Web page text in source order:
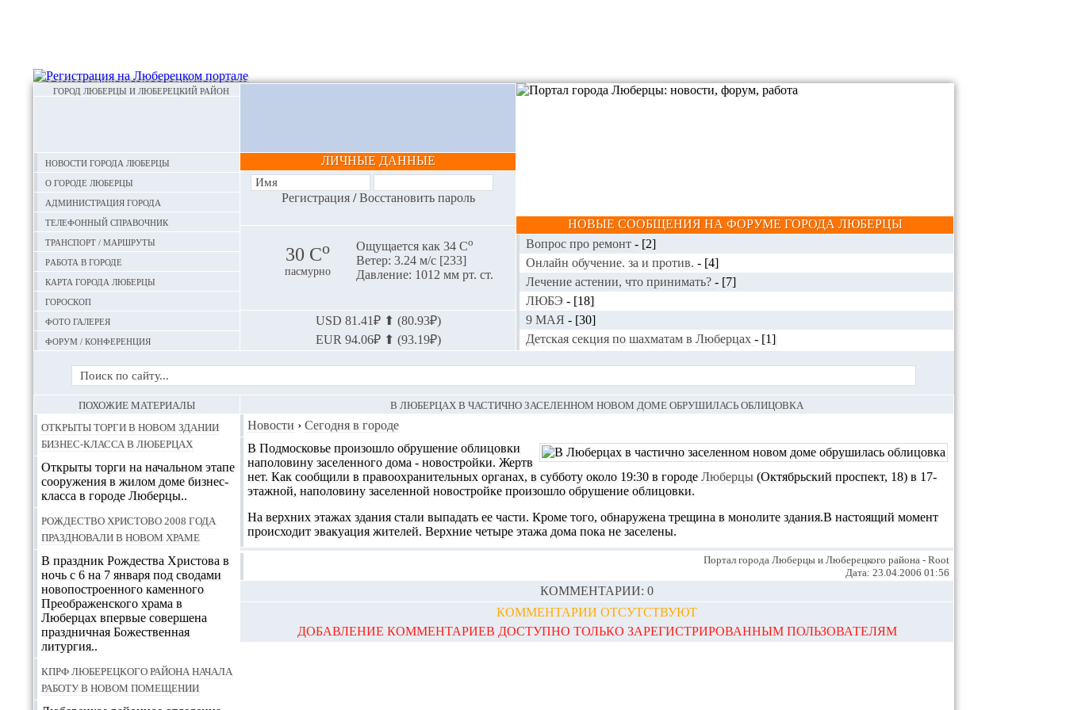
ГОРОД ЛЮБЕРЦЫ И ЛЮБЕРЕЦКИЙ РАЙОН
Новости города Люберцы
О городе Люберцы
Администрация города
Телефонный справочник
Транспорт / маршруты
Работа в городе
Карта города Люберцы
Гороскоп
Фото галерея
Форум / конференция
ЛИЧНЫЕ ДАННЫЕ
Регистрация/Восстановить пароль
30 Сo
пасмурно
Ощущается как 34 Сo
Ветер: 3.24 м/с [233]
Давление: 1012 мм рт. ст.
USD 81.41₽ ⬆ (80.93₽)
EUR 94.06₽ ⬆ (93.19₽)
НОВЫЕ СООБЩЕНИЯ НА ФОРУМЕ ГОРОДА ЛЮБЕРЦЫ
Вопрос про ремонт - [2]
Онлайн обучение. за и против. - [4]
Лечение астении, что принимать? - [7]
ЛЮБЭ - [18]
9 МАЯ - [30]
Детская секция по шахматам в Люберцах - [1]
В ЛЮБЕРЦАХ В ЧАСТИЧНО ЗАСЕЛЕННОМ НОВОМ ДОМЕ ОБРУШИЛАСЬ ОБЛИЦОВКА
Новости › Сегодня в городе
В Подмосковье произошло обрушение облицовки
наполовину заселенного дома - новостройки. Жертв
нет. Как сообщили в правоохранительных органах, в субботу около 19:30 в городе Люберцы (Октябрьский проспект, 18) в 17-
этажной, наполовину заселенной новостройке произошло обрушение облицовки.
На верхних этажах здания стали выпадать ее части. Кроме того, обнаружена трещина в монолите здания.В настоящий момент
происходит эвакуация жителей. Верхние четыре этажа дома пока не заселены.
Портал города Люберцы и Люберецкого района - Root
Дата: 23.04.2006 01:56
КОММЕНТАРИИ: 0
КОММЕНТАРИИ ОТСУТСТВУЮТ
ДОБАВЛЕНИЕ КОММЕНТАРИЕВ ДОСТУПНО ТОЛЬКО ЗАРЕГИСТРИРОВАННЫМ ПОЛЬЗОВАТЕЛЯМ
ПОХОЖИЕ МАТЕРИАЛЫ
Открыты торги в новом здании
бизнес-класса в Люберцах
Открыты торги на начальном этапе
сооружения в жилом доме бизнес-
класса в городе Люберцы..
Рождество Христово 2008 года
праздновали в новом храме
В праздник Рождества Христова в
ночь с 6 на 7 января под сводами
новопостроенного каменного
Преображенского храма в
Люберцах впервые совершена
праздничная Божественная
литургия..
КПРФ Люберецкого района начала
работу в новом помещении